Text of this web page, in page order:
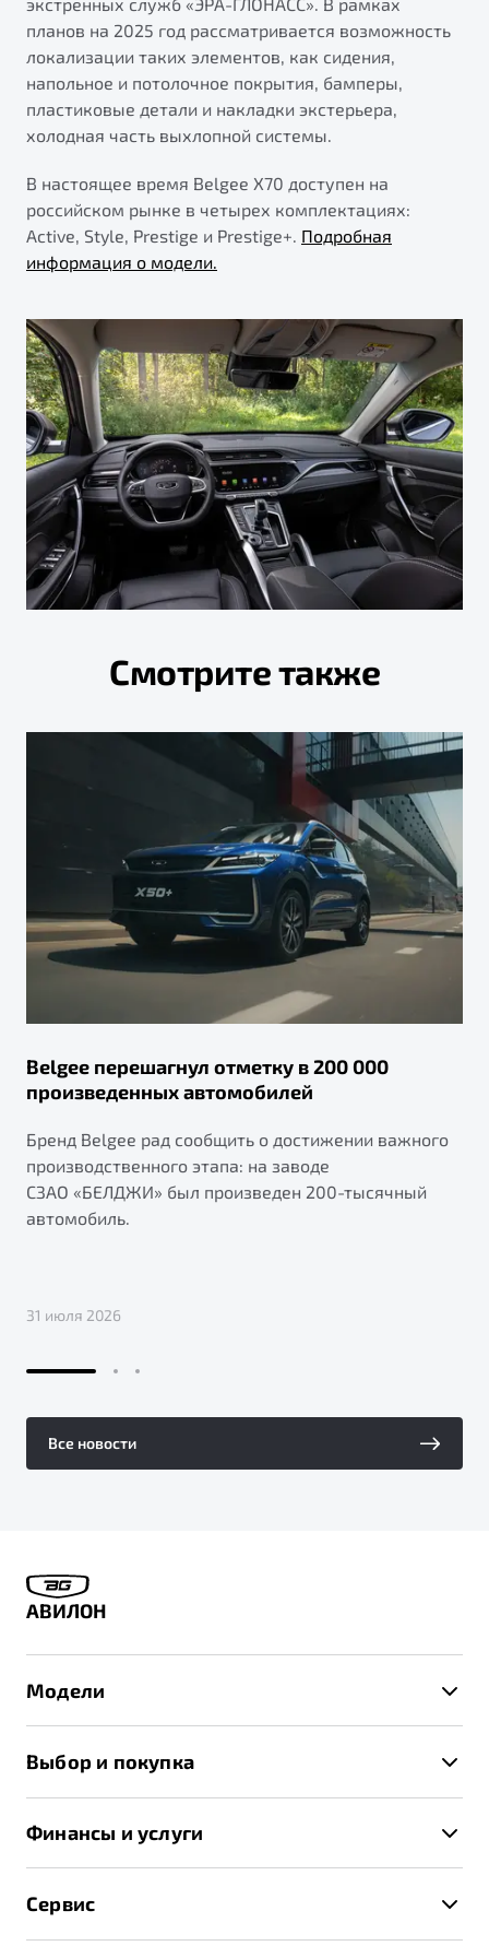
планов на 2025 год рассматривается возможность
локализации таких элементов, как сидения,
напольное и потолочное покрытия, бамперы,
пластиковые детали и накладки экстерьера,
холодная часть выхлопной системы.
В настоящее время Belgee X70 доступен на
российском рынке в четырех комплектациях:
Active, Style, Prestige и Prestige+. Подробная
информация о модели.
Смотрите также
Belgee перешагнул отметку в 200 000
произведенных автомобилей
Бренд Belgee рад сообщить о достижении важного
производственного этапа: на заводе
СЗАО «БЕЛДЖИ» был произведен 200-тысячный
автомобиль.
31 июля 2026
Все новости
АВИЛОН
Модели
X70
Выбор и покупка
Спецпредложения и Акции
Записаться на тест-драйв
Получить предложение
Финансы и услуги
Трейд-ин
Сервис